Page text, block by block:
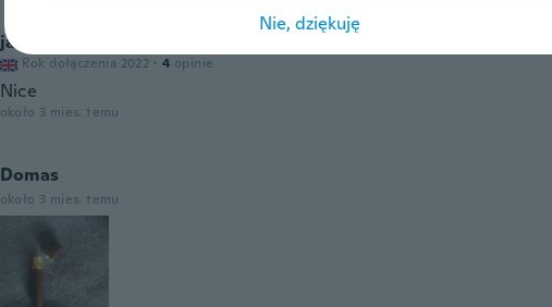
javid
Rok dołączenia 2022 · 4 opinie
Nice
około 3 mies. temu
Domas
około 3 mies. temu
Nie, dziękuję